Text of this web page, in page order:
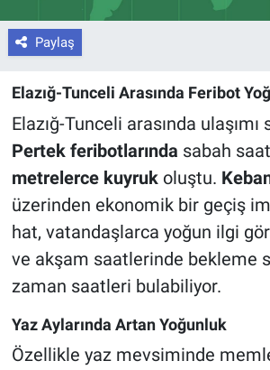
Paylaş
Elazığ-Tunceli Arasında Feribot
Elazığ-Tunceli arasında ulaşımı
Pertek feribotlarında sabah
metrelerce kuyrukoluştu.
üzerinden ekonomik bir geçiş
hat, vatandaşlarca yoğun ilgi
ve akşam saatlerinde bekleme
zaman saatleri bulabiliyor.
Yaz Aylarında Artan Yoğunluk
Özellikle yaz mevsiminde